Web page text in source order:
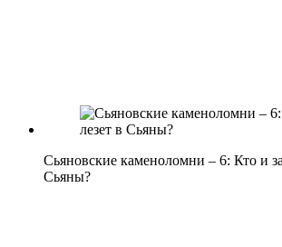
Сьяновские каменоломни – 6: Кто и
Сьяны?